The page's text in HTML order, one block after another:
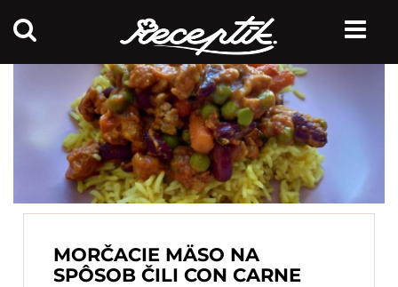
MORČACIE MÄSO NA
SPÔSOB ČILI CON CARNE